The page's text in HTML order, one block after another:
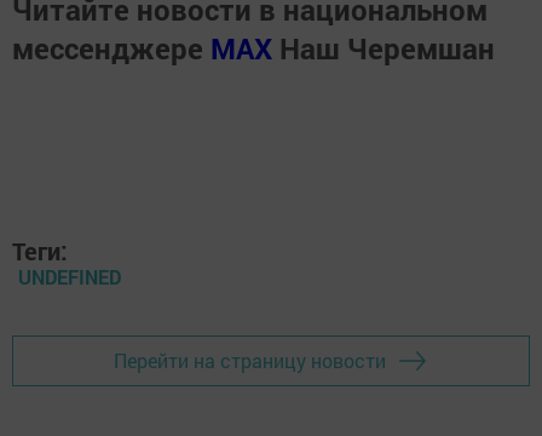
Читайте новости в национальном
мессенджере MАХ Наш Черемшан
Теги:
UNDEFINED
Перейти на страницу новости